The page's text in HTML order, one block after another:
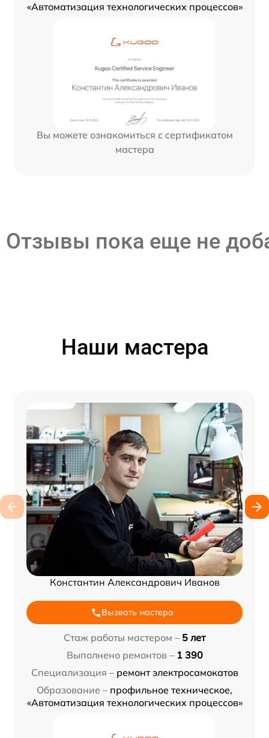
«Автоматизация технологических процессов»
Вы можете ознакомиться с сертификатом
мастера
Отзывы пока еще не
Наши мастера
Константин Александрович Иванов
Вызвать мастера
Стаж работы мастером – 5 лет
Выполнено ремонтов – 1 390
Специализация – ремонт электросамокатов
Образование – профильное техническое,
«Автоматизация технологических процессов»